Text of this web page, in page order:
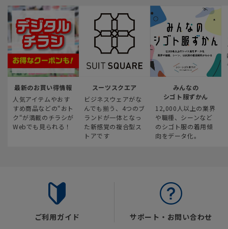
最新のお買い得情報
人気アイテムやおす
すめ商品などの“おト
ク“が満載のチラシが
Webでも見られる！
スーツスクエア
ビジネスウェアがな
んでも揃う、4つのブ
ランドが一体となっ
た新感覚の複合型ス
トアです
みんなの
シゴト服ずかん
12,000人以上の業界
や職種、シーンなど
のシゴト服の着用傾
向をデータ化。
ご利用ガイド サポート・お問い合わせ